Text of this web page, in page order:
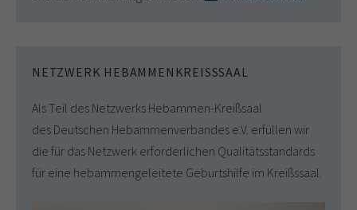
NETZWERK HEBAMMENKREISSSAAL
Als Teil des Netzwerks Hebammen-Kreißsaal
des Deutschen Hebammenverbandes e.V. erfüllen wir
die für das Netzwerk erforderlichen Qualitätsstandards
für eine hebammengeleitete Geburtshilfe im Kreißssaal.